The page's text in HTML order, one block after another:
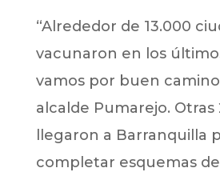
“Alrededor de 13.000
vacunaron en los
vamos por buen
alcalde Pumarejo. Otras
llegaron a Barranquilla
completar esquemas